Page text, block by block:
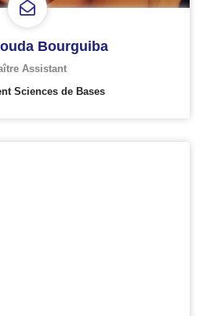
Bourguiba
Assistant
Sciences de Bases